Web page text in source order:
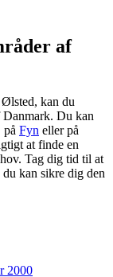
af
kan du
Danmark. Du kan
på Fyn eller på
at finde en
Tag dig tid til at
kan sikre dig den
2000